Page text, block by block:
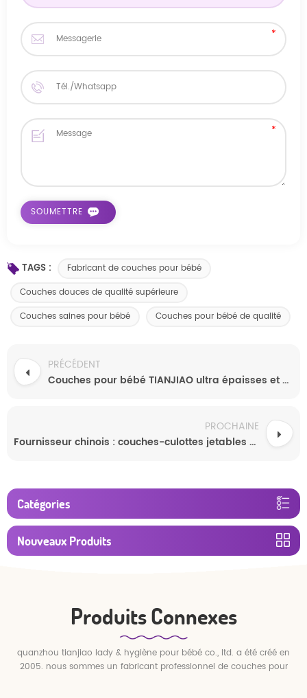
TAGS :
Fabricant de couches pour bébé
Couches douces de qualité supérieure
Couches saines pour bébé
Couches pour bébé de qualité
PRÉCÉDENT
Couches pour bébé TIANJIAO ultra épaisses et super absorbantes, imprimées sur mesure, en gros
PROCHAINE
Fournisseur chinois : couches-culottes jetables pour nouveau-nés, les moins chères
Catégories
Nouveaux Produits
Produits Connexes
quanzhou tianjiao lady & hygiène pour bébé co., ltd. a été créé en
2005. nous sommes un fabricant professionnel de couches pour